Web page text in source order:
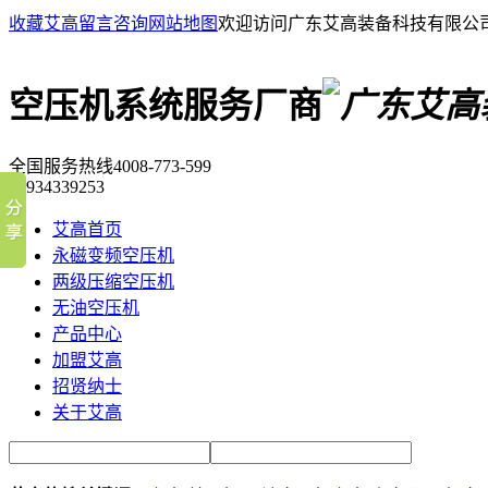
收藏艾高留言咨询 网站地图欢迎访问广东艾高装备科技有限公
空压机系统服务厂商
全国服务热线4008-773-599
18934339253
艾高首页
永磁变频空压机
两级压缩空压机
无油空压机
产品中心
加盟艾高
招贤纳士
关于艾高